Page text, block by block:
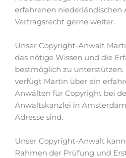
erfahrenen niederländischen
Vertragsrecht gerne weiter.
Unser Copyright-Anwalt
das nötige Wissen und die
bestmöglich zu unterstützen.
verfügt Martin über ein
Anwälten für Copyright bei
Anwaltskanzlei in
Adresse sind.
Unser Copyright-Anwalt
Rahmen der Prüfung und